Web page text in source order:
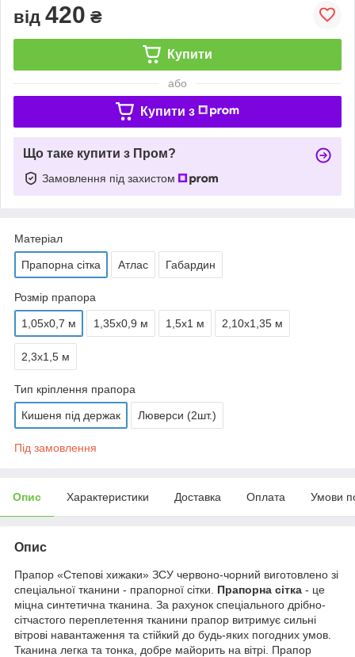
від 420 ₴
Купити
або
Купити з
Що таке купити з Пром?
Замовлення під захистом
Матеріал
Прапорна сітка Атлас Габардин
Розмір прапора
1,05х0,7 м 1,35х0,9 м 1,5х1 м 2,10х1,35 м
2,3х1,5 м
Тип кріплення прапора
Кишеня під держак Люверси (2шт.)
Під замовлення
Опис Характеристики Доставка Оплата Умови
Опис
Прапор «Степові хижаки» ЗСУ червоно-чорний виготовлено зі
спеціальної тканини - прапорної сітки. Прапорна сітка - це
міцна синтетична тканина. За рахунок спеціального дрібно-
сітчастого переплетення тканини прапор витримує сильні
вітрові навантаження та стійкий до будь-яких погодних умов.
Тканина легка та тонка, добре майорить на вітрі. Прапор